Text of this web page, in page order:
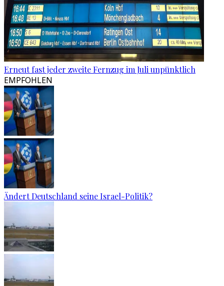
Erneut fast jeder zweite Fernzug im Juli unpünktlich
EMPFOHLEN
Ändert Deutschland seine Israel-Politik?